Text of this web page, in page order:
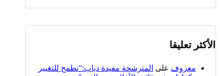
الأكثر تعليقا
معروف على المترشحة مفيدة دياب:”نطمح للتغيير